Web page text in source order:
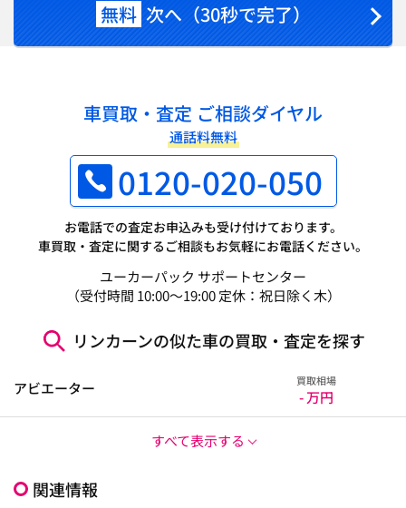
無料 次へ（30秒で完了）
車買取・査定 ご相談ダイヤル
通話料無料
0120-020-050
お電話での査定お申込みも受け付けております。
車買取・査定に関するご相談もお気軽にお電話ください。
ユーカーパック サポートセンター
（受付時間 10:00～19:00 定休：祝日除く木）
リンカーンの似た車の買取・査定を探す
アビエーター 買取相場
- 万円
すべて表示する
関連情報